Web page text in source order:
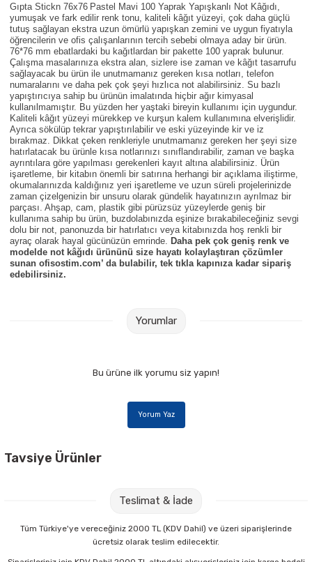
Sulu Boyalar
Yağlı Boyalar
Gıpta Stickn 76x76 Pastel Mavi 100 Yaprak Yapışkanlı Not Kâğıdı,
yumuşak ve fark edilir renk tonu, kaliteli kâğıt yüzeyi, çok daha güçlü
tutuş sağlayan ekstra uzun ömürlü yapışkan zemini ve uygun fiyatıyla
öğrencilerin ve ofis çalışanlarının tercih sebebi olmaya aday bir ürün.
76*76 mm ebatlardaki bu kağıtlardan bir pakette 100 yaprak bulunur.
Çalışma masalarınıza ekstra alan, sizlere ise zaman ve kâğıt tasarrufu
sağlayacak bu ürün ile unutmamanız gereken kısa notları, telefon
numaralarını ve daha pek çok şeyi hızlıca not alabilirsiniz. Su bazlı
yapıştırıcıya sahip bu ürünün imalatında hiçbir ağır kimyasal
kullanılmamıştır. Bu yüzden her yaştaki bireyin kullanımı için uygundur.
Kaliteli kâğıt yüzeyi mürekkep ve kurşun kalem kullanımına elverişlidir.
Ayrıca sökülüp tekrar yapıştırılabilir ve eski yüzeyinde kir ve iz
bırakmaz. Dikkat çeken renkleriyle unutmamanız gereken her şeyi size
hatırlatacak bu ürünle kısa notlarınızı sınıflandırabilir, zaman ve başka
ayrıntılara göre yapılması gerekenleri kayıt altına alabilirsiniz. Ürün
işaretleme, bir kitabın önemli bir satırına herhangi bir açıklama iliştirme,
okumalarınızda kaldığınız yeri işaretleme ve uzun süreli projelerinizde
zaman çizelgenizin bir unsuru olarak gündelik hayatınızın ayrılmaz bir
parçası. Ahşap, cam, plastik gibi pürüzsüz yüzeylerde geniş bir
kullanıma sahip bu ürün, buzdolabınızda eşinize bırakabileceğiniz sevgi
dolu bir not, panonuzda bir hatırlatıcı veya kitabınızda hoş renkli bir
ayraç olarak hayal gücünüzün emrinde. Daha pek çok geniş renk ve
modelde not kâğıdı ürününü size hayatı kolaylaştıran çözümler
sunan ofisostim.com’ da bulabilir, tek tıkla kapınıza kadar sipariş
edebilirsiniz.
Yorumlar
Bu ürüne ilk yorumu siz yapın!
Yorum Yaz
Tavsiye Ürünler
406,00 TL
Teslimat & İade
Tüm Türkiye'ye vereceğiniz 2000 TL (KDV Dahil) ve üzeri siparişlerinde
ücretsiz olarak teslim edilecektir.